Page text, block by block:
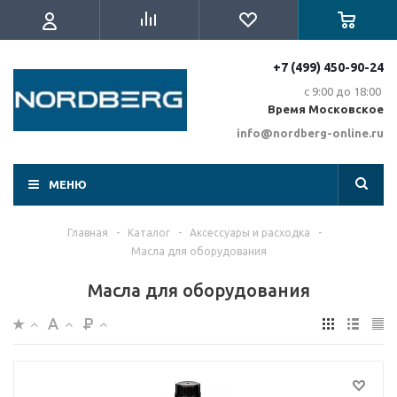
+7 (499) 450-90-24
с 9:00 до 18:00
Время Московское
info@nordberg-online.ru
МЕНЮ
Главная - Каталог - Аксессуары и расходка
-
Масла для оборудования
Масла для оборудования